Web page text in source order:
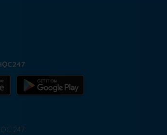
247